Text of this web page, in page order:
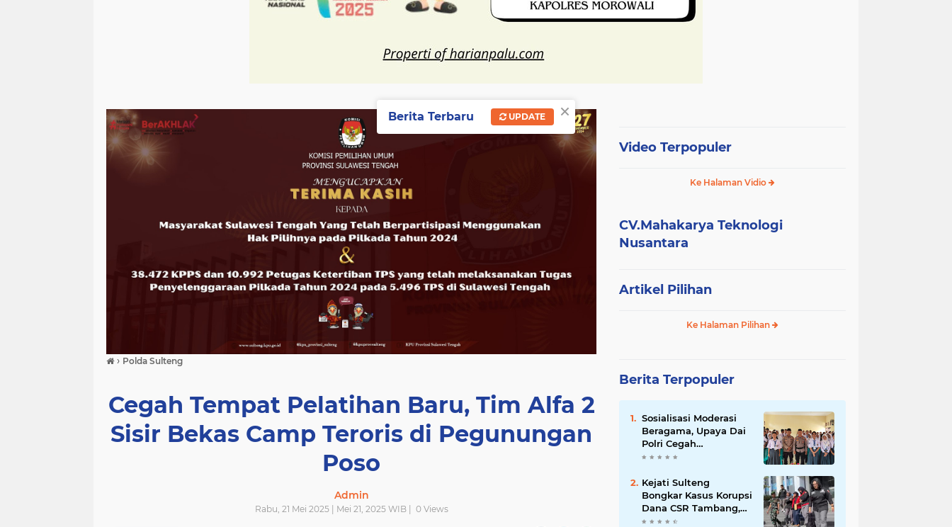
› Polda Sulteng
Cegah Tempat Pelatihan Baru, Tim Alfa 2
Sisir Bekas Camp Teroris di Pegunungan
Poso
Admin
Rabu, 21 Mei 2025 | Mei 21, 2025 WIB | 0Views
Video Terpopuler
Ke Halaman Vidio
CV.Mahakarya Teknologi
Nusantara
Artikel Pilihan
Ke Halaman Pilihan
Berita Terpopuler
Sosialisasi Moderasi
Beragama, Upaya Dai
Polri Cegah
Radikalisme di
Kejati Sulteng
Bongkar Kasus Korupsi
Dana CSR Tambang,
Sekdes Tamainusi Ikut
×
Berita Terbaru UPDATE